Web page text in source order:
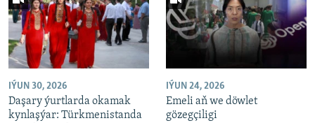
IÝUN 30, 2026
Daşary ýurtlarda okamak
kynlaşýar: Türkmenistanda
IÝUN 24, 2026
Emeli aň we döwlet
gözegçiligi